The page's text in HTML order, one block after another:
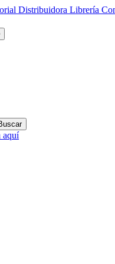
Distribuidora Librería
aquí